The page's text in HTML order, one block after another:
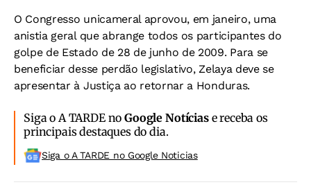
O Congresso unicameral aprovou, em janeiro, uma
anistia geral que abrange todos os participantes do
golpe de Estado de 28 de junho de 2009. Para se
beneficiar desse perdão legislativo, Zelaya deve se
apresentar à Justiça ao retornar a Honduras.
Siga o A TARDE noGoogle Notíciase receba os
principais destaques do dia.
Siga o A TARDE no Google Noticias